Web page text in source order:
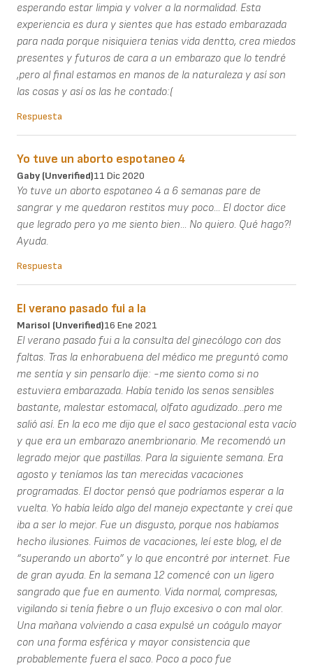
esperando estar limpia y volver a la normalidad. Esta
experiencia es dura y sientes que has estado embarazada
para nada porque nisiquiera tenias vida dentto, crea miedos
presentes y futuros de cara a un embarazo que lo tendré
,pero al final estamos en manos de la naturaleza y así son
las cosas y así os las he contado:(
Respuesta
Yo tuve un aborto espotaneo 4
Gaby (unverified)11 Dic 2020
Yo tuve un aborto espotaneo 4 a 6 semanas pare de
sangrar y me quedaron restitos muy poco... El doctor dice
que legrado pero yo me siento bien... No quiero. Qué hago?!
Ayuda.
Respuesta
El verano pasado fui a la
Marisol (unverified)16 Ene 2021
El verano pasado fui a la consulta del ginecólogo con dos
faltas. Tras la enhorabuena del médico me preguntó como
me sentía y sin pensarlo dije: -me siento como si no
estuviera embarazada. Había tenido los senos sensibles
bastante, malestar estomacal, olfato agudizado...pero me
salió así. En la eco me dijo que el saco gestacional esta vacío
y que era un embarazo anembrionario. Me recomendó un
legrado mejor que pastillas. Para la siguiente semana. Era
agosto y teníamos las tan merecidas vacaciones
programadas. El doctor pensó que podríamos esperar a la
vuelta. Yo había leído algo del manejo expectante y creí que
iba a ser lo mejor. Fue un disgusto, porque nos habíamos
hecho ilusiones. Fuimos de vacaciones, leí este blog, el de
“superando un aborto” y lo que encontré por internet. Fue
de gran ayuda. En la semana 12 comencé con un ligero
sangrado que fue en aumento. Vida normal, compresas,
vigilando si tenía fiebre o un flujo excesivo o con mal olor.
Una mañana volviendo a casa expulsé un coágulo mayor
con una forma esférica y mayor consistencia que
probablemente fuera el saco. Poco a poco fue